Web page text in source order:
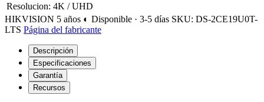
Resolucion: 4K / UHD
HIKVISION 5 años ◐ Disponible · 3-5 días SKU: DS-2CE19U0T-
LTS Página del fabricante
Descripción
Especificaciones
Garantía
Recursos